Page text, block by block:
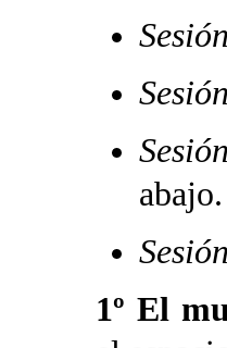
abajo.
1º El